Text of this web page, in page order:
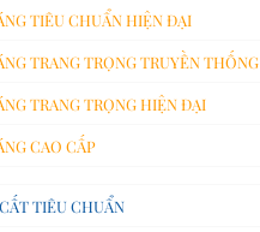
TIÊU CHUẨN HIỆN ĐẠI
TRANG TRỌNG TRUYỀN THỐNG
TRANG TRỌNG HIỆN ĐẠI
CAO CẤP
TIÊU CHUẨN